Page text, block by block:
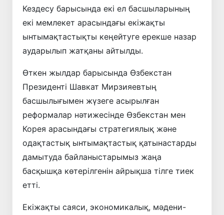
Кездесу барысында екі ел басшыларының
екі мемлекет арасындағы екіжақты
ынтымақтастықты кеңейтуге ерекше назар
аударылып жатқаны айтылды.
Өткен жылдар барысында Өзбекстан
Президенті Шавкат Мирзияевтың
басшылығымен жүзеге асырылған
реформалар нәтижесінде Өзбекстан мен
Корея арасындағы стратегиялық және
одақтастық ынтымақтастық қатынастарды
дамытуда байланыстарымыз жаңа
басқышқа көтерілгенін айрықша тілге тиек
етті.
Екіжақты саяси, экономикалық, мәдени-